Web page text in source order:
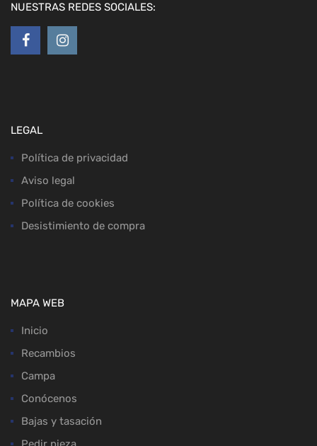
NUESTRAS REDES SOCIALES:
LEGAL
Política de privacidad
Aviso legal
Política de cookies
Desistimiento de compra
MAPA WEB
Inicio
Recambios
Campa
Conócenos
Bajas y tasación